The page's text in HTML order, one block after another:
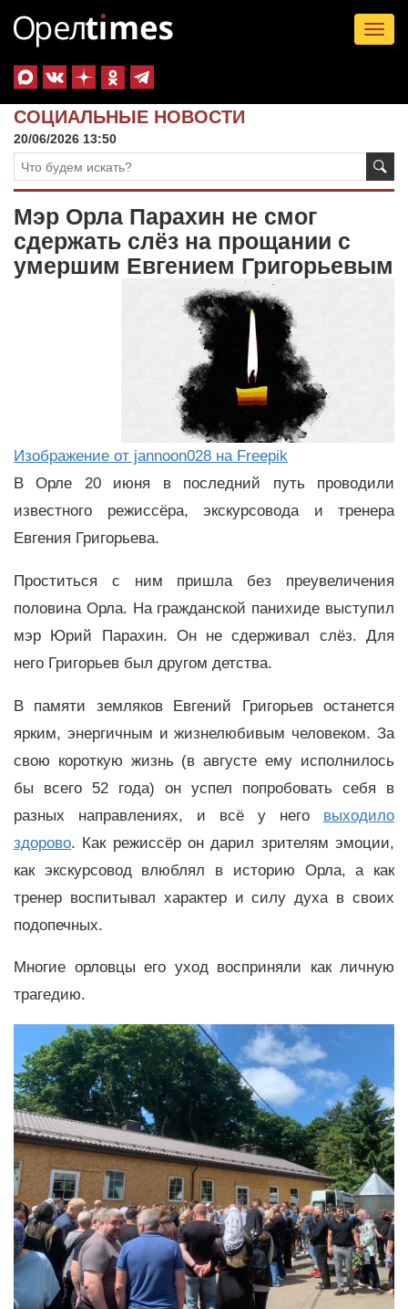
СОЦИАЛЬНЫЕ НОВОСТИ
20/06/2026 13:50
Мэр Орла Парахин не смог
сдержать слёз на прощании с
умершим Евгением Григорьевым
Изображение от jannoon028 на Freepik
В Орле 20 июня в последний путь проводили
известного режиссёра, экскурсовода и тренера
Евгения Григорьева.
Проститься с ним пришла без преувеличения
половина Орла. На гражданской панихиде выступил
мэр Юрий Парахин. Он не сдерживал слёз. Для
него Григорьев был другом детства.
В памяти земляков Евгений Григорьев останется
ярким, энергичным и жизнелюбивым человеком. За
свою короткую жизнь (в августе ему исполнилось
бы всего 52 года) он успел попробовать себя в
разных направлениях, и всё у него выходило
здорово. Как режиссёр он дарил зрителям эмоции,
как экскурсовод влюблял в историю Орла, а как
тренер воспитывал характер и силу духа в своих
подопечных.
Многие орловцы его уход восприняли как личную
трагедию.